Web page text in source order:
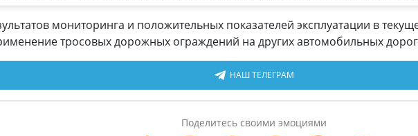
мониторинга и положительных показателей эксплуатации в
тросовых дорожных ограждений на других автомобильных
НАШ ТЕЛЕГРАМ
Поделитесь своими эмоциями